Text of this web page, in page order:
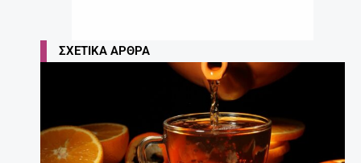
ΣΧΕΤΙΚΆ ΆΡΘΡΑ